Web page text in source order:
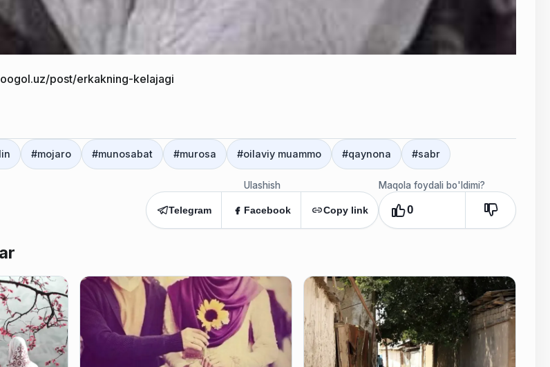
post/erkakning-kelajagi
#mojaro #munosabat #murosa #oilaviy muammo #qaynona #sabr
Ulashish
Telegram Facebook Copy link
Maqola foydali bo'ldimi?
0